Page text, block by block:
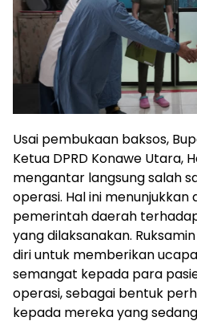
Usai pembukaan baksos,
Ketua DPRD Konawe Utara,
mengantar langsung salah
operasi. Hal ini menunjukkan
pemerintah daerah
yang dilaksanakan.
diri untuk memberikan
semangat kepada para
operasi, sebagai bentuk
kepada mereka yang